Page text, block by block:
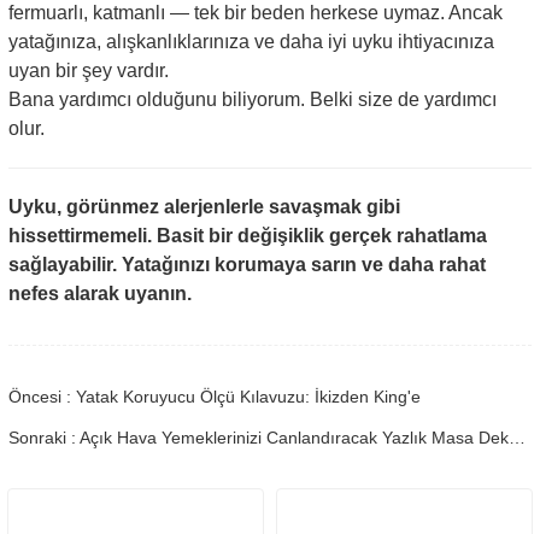
fermuarlı, katmanlı — tek bir beden herkese uymaz. Ancak
yatağınıza, alışkanlıklarınıza ve daha iyi uyku ihtiyacınıza
uyan bir şey vardır.
Bana yardımcı olduğunu biliyorum. Belki size de yardımcı
olur.
Uyku, görünmez alerjenlerle savaşmak gibi
hissettirmemeli. Basit bir değişiklik gerçek rahatlama
sağlayabilir. Yatağınızı korumaya sarın ve daha rahat
nefes alarak uyanın.
Öncesi : Yatak Koruyucu Ölçü Kılavuzu: İkizden King'e